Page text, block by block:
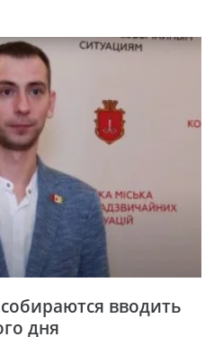
вводить
дня